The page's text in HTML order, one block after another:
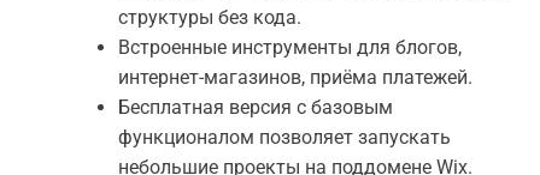
структуры без кода.
Встроенные инструменты для блогов,
интернет-магазинов, приёма платежей.
Бесплатная версия с базовым
функционалом позволяет запускать
небольшие проекты на поддомене Wix.